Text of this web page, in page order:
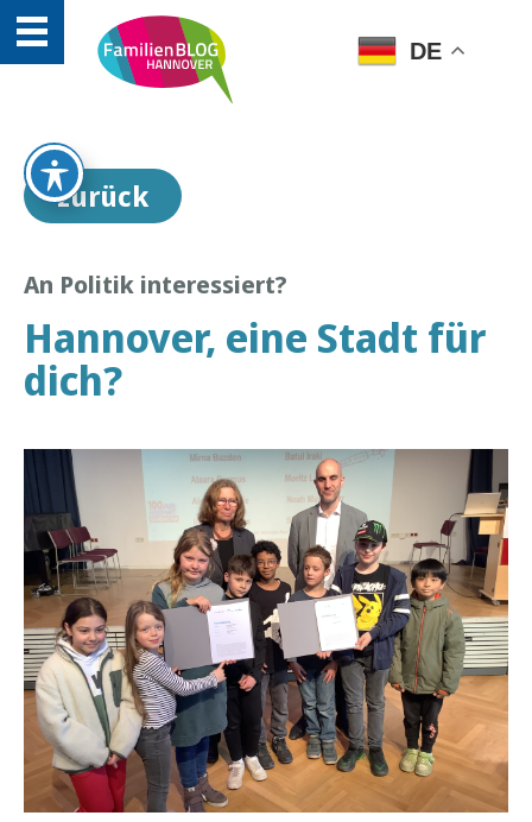
DE
zurück
An Politik interessiert?
Hannover, eine Stadt für
dich?